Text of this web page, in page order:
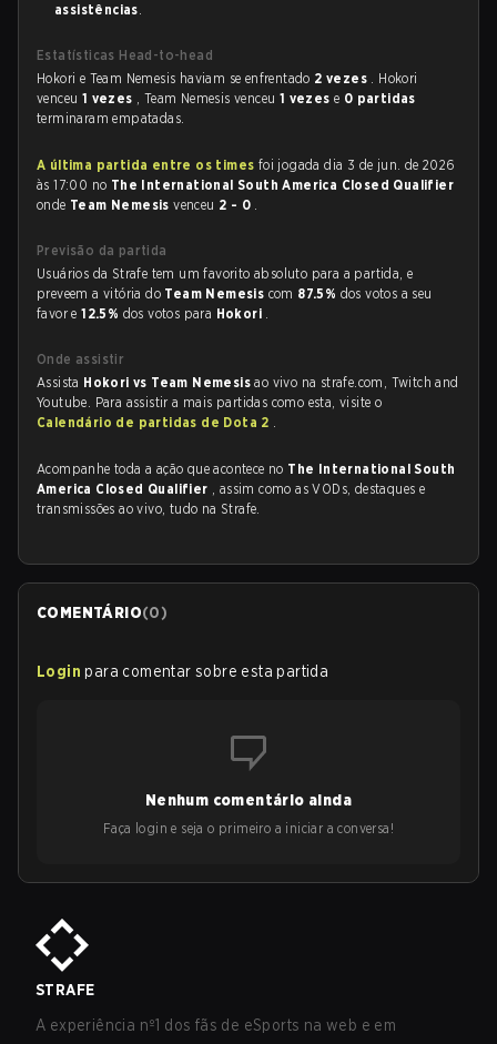
assistências.
Estatísticas Head-to-head
Hokori e Team Nemesis haviam se enfrentado 2 vezes . Hokori
venceu 1 vezes , Team Nemesis venceu 1 vezese 0 partidas
terminaram empatadas.
A última partida entre os times foi jogada dia 3 de jun. de 2026
às 17:00 no The International South America Closed Qualifier
onde Team Nemesisvenceu 2 - 0 .
Previsão da partida
Usuários da Strafe tem um favorito absoluto para a partida, e
preveem a vitória do Team Nemesis com 87.5% dos votos a seu
favor e12.5% dos votos para Hokori .
Onde assistir
Assista Hokori vs Team Nemesisao vivo na strafe.com, Twitch and
Youtube. Para assistir a mais partidas como esta, visite o
Calendário de partidas de Dota 2 .
Acompanhe toda a ação que acontece no The International South
America Closed Qualifier , assim como as VODs, destaques e
transmissões ao vivo, tudo na Strafe.
COMENTÁRIO(0)
Login para comentar sobre esta partida
Nenhum comentário ainda
Faça login e seja o primeiro a iniciar a conversa!
STRAFE
A experiência nº1 dos fãs de eSports na web e em